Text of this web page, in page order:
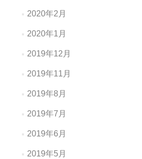
2020年2月
2020年1月
2019年12月
2019年11月
2019年8月
2019年7月
2019年6月
2019年5月